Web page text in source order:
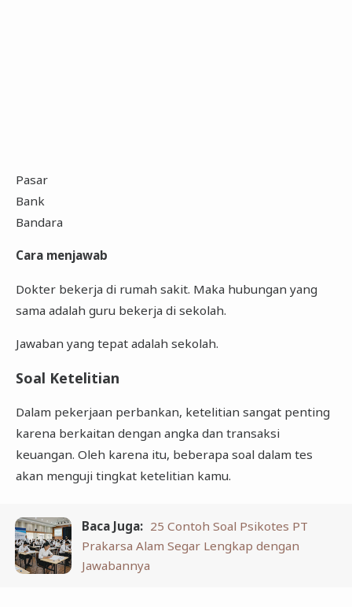
Pasar
Bank
Bandara
Cara menjawab
Dokter bekerja di rumah sakit. Maka hubungan yang
sama adalah guru bekerja di sekolah.
Jawaban yang tepat adalah sekolah.
Soal Ketelitian
Dalam pekerjaan perbankan, ketelitian sangat penting
karena berkaitan dengan angka dan transaksi
keuangan. Oleh karena itu, beberapa soal dalam tes
akan menguji tingkat ketelitian kamu.
Baca Juga: 25 Contoh Soal Psikotes PT
Prakarsa Alam Segar Lengkap dengan
Jawabannya